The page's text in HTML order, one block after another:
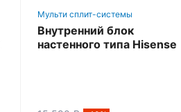
Мульти сплит-системы
Внутренний блок
настенного типа Hisense